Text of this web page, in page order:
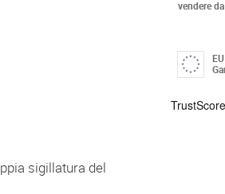
sigillatura del
vendere
EU